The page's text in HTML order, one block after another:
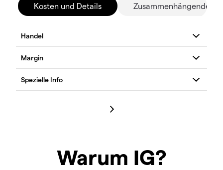
Kosten und Details Zusammenhängende
Warum IG?